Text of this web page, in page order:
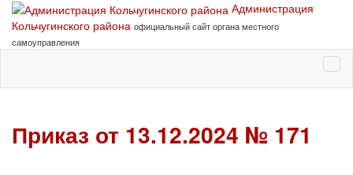
Администрация
Кольчугинского района официальный сайт органа местного
самоуправления
Приказ от 13.12.2024 № 171